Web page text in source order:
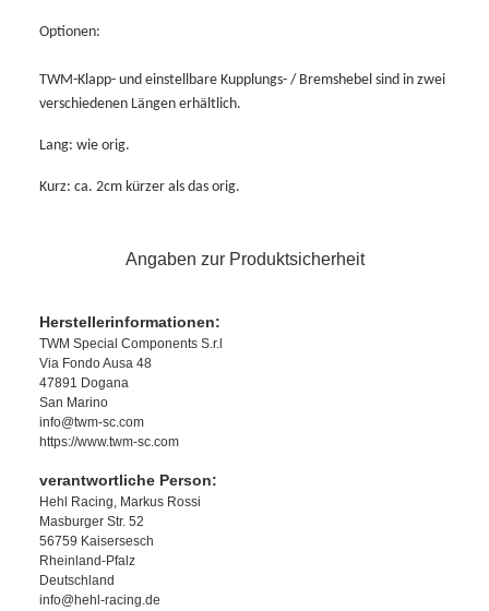
Optionen:
TWM-Klapp- und einstellbare Kupplungs- / Bremshebel sind in zwei
verschiedenen Längen erhältlich.
Lang: wie orig.
Kurz: ca. 2cm kürzer als das orig.
Angaben zur Produktsicherheit
Herstellerinformationen:
TWM Special Components S.r.l
Via Fondo Ausa 48
47891 Dogana
San Marino
info@twm-sc.com
https://www.twm-sc.com
verantwortliche Person:
Hehl Racing, Markus Rossi
Masburger Str. 52
56759 Kaisersesch
Rheinland-Pfalz
Deutschland
info@hehl-racing.de